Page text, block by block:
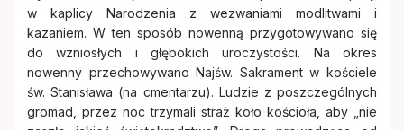
w kaplicy Narodzenia z wezwaniami modlitwami i
kazaniem. W ten sposób nowenną przygotowywano się
do wzniosłych i głębokich uroczystości. Na okres
nowenny przechowywano Najśw. Sakrament w kościele
św. Stanisława (na cmentarzu). Ludzie z poszczególnych
gromad, przez noc trzymali straż koło kościoła, aby „nie